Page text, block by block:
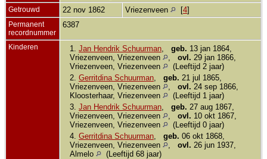
Getrouwd 22 nov 1862 Vriezenveen [4]
Permanent
recordnummer
6387
Kinderen 1. Jan Hendrik Schuurman geb. 13 jan 1864,
Vriezenveen, Vriezenveen
ovl. 29 jan 1866,
Vriezenveen, Vriezenveen
(Leeftijd 2 jaar)
2. Gerritdina Schuurman geb. 21 jul 1865,
Vriezenveen, Vriezenveen
ovl. 24 sep 1866,
Kloosterhaar, Vriezenveen
(Leeftijd 1 jaar)
3. Jan Hendrik Schuurman geb. 27 aug 1867,
Vriezenveen, Vriezenveen
ovl. 10 okt 1867,
Vriezenveen, Vriezenveen
(Leeftijd 0 jaar)
4. Gerritdina Schuurman geb. 06 okt 1868,
Vriezenveen, Vriezenveen
ovl. 26 jun 1937,
Almelo
(Leeftijd 68 jaar)